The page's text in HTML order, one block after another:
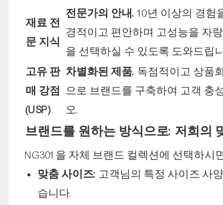
재료 전
문 지식
전문가의 안내. 10년 이상의 경험
경적이고 편안하며 고성능을 자
을 선택하실 수 있도록 도와드립
고유 판
매 강점
(USP)
차별화된 제품. 독점적이고 상품
으로 브랜드를 구축하여 고객 충
오.
브랜드를 원하는 방식으로: 저희의
NG301을 자체 브랜드 컬렉션에 선택하시
맞춤 사이즈: 고객님의 특정 사이즈 사
습니다.